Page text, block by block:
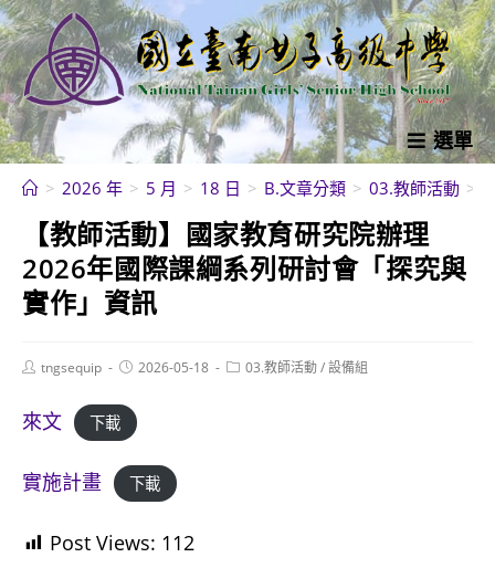
跳
轉
至
主
要
內
選單
> 2026 年 > 5 月 > 18 日 > B.文章分類 > 03.教師活動 >
【教師活動】國家教育研究院辦理
2026年國際課綱系列研討會「探究與
實作」資訊
Posttngsequip
Post2026-05-18
Post03.教師活動/設備組
來文 下載
實施計畫 下載
Post Views: 112